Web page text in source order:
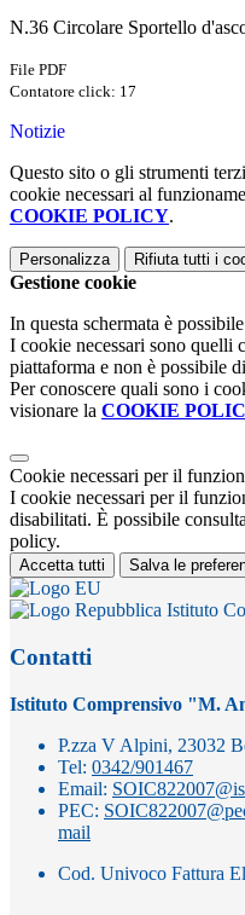
N.36 Circolare Sportello
File PDF
Contatore click: 17
Notizie
Questo sito o gli strumenti
cookie necessari al
COOKIE POLICY.
Personalizza Rifiuta tutti i
Gestione cookie
In questa schermata è
I cookie necessari sono quelli
piattaforma e non è possibile
Per conoscere quali sono i
visionare la COOKIE
Cookie necessari per il
I cookie necessari per il
disabilitati. È possibile
policy.
Accetta tutti Salva le
Istituto
Contatti
Istituto Comprensivo "M.
P.zza V Alpini, 23032
Tel: 0342/901467
Email:
PEC:
mail
Cod. Univoco Fattura